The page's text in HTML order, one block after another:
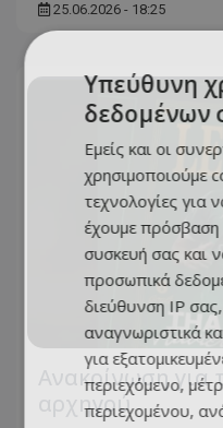
25.06.2026 - 18:25
Ανακοίνωση
αρχηγού
Υπεύθυνη
δεδομένων
Εμείς και οι
χρησιμοποιούμε
τεχνολογίες για
έχουμε
συσκευή σας και
προσωπικά
διεύθυνση IP
αναγνωριστικά
για
περιεχόμενο,
περιεχομένου,